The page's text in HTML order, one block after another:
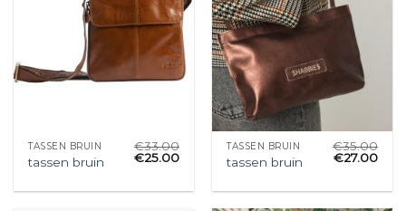
TASSEN BRUIN
tassen bruin
€33.00
€25.00
TASSEN BRUIN
tassen bruin
€35.00
€27.00